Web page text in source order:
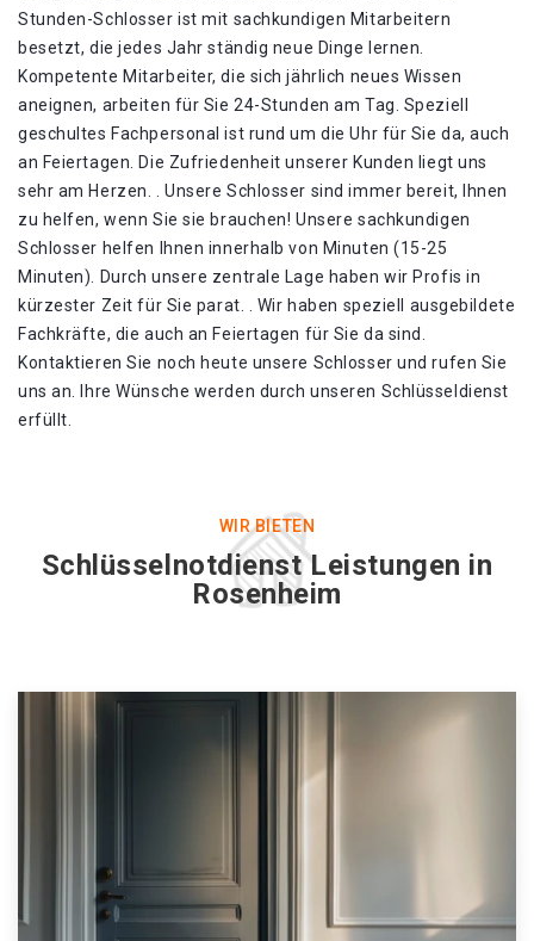
Stunden-Schlosser ist mit sachkundigen Mitarbeitern
besetzt, die jedes Jahr ständig neue Dinge lernen.
Kompetente Mitarbeiter, die sich jährlich neues Wissen
aneignen, arbeiten für Sie 24-Stunden am Tag. Speziell
geschultes Fachpersonal ist rund um die Uhr für Sie da, auch
an Feiertagen. Die Zufriedenheit unserer Kunden liegt uns
sehr am Herzen. . Unsere Schlosser sind immer bereit, Ihnen
zu helfen, wenn Sie sie brauchen! Unsere sachkundigen
Schlosser helfen Ihnen innerhalb von Minuten (15-25
Minuten). Durch unsere zentrale Lage haben wir Profis in
kürzester Zeit für Sie parat. . Wir haben speziell ausgebildete
Fachkräfte, die auch an Feiertagen für Sie da sind.
Kontaktieren Sie noch heute unsere Schlosser und rufen Sie
uns an. Ihre Wünsche werden durch unseren Schlüsseldienst
erfüllt.
WIR BIETEN
Schlüsselnotdienst Leistungen in
Rosenheim